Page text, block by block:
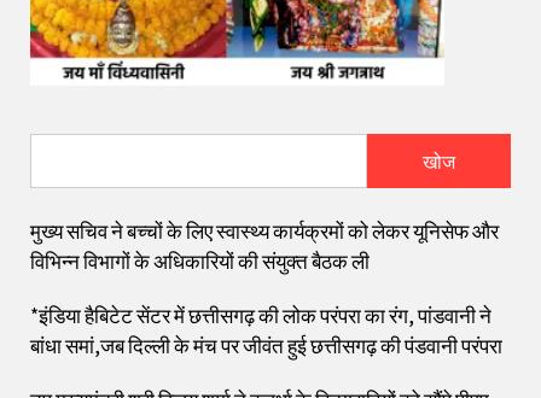
खोज
मुख्य सचिव ने बच्चों के लिए स्वास्थ्य कार्यक्रमों को लेकर यूनिसेफ और
विभिन्न विभागों के अधिकारियों की संयुक्त बैठक ली
*इंडिया हैबिटेट सेंटर में छत्तीसगढ़ की लोक परंपरा का रंग, पांडवानी ने
बांधा समां,जब दिल्ली के मंच पर जीवंत हुई छत्तीसगढ़ की पंडवानी परंपरा